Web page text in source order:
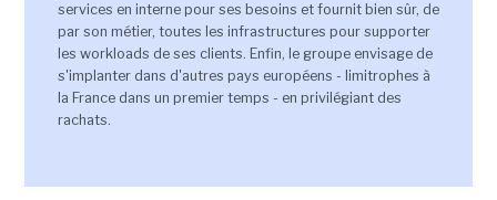
services en interne pour ses besoins et fournit bien sûr, de
par son métier, toutes les infrastructures pour supporter
les workloads de ses clients. Enfin, le groupe envisage de
s'implanter dans d'autres pays européens - limitrophes à
la France dans un premier temps - en privilégiant des
rachats.